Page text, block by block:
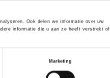
Ook delen we informatie over uw
informatie die u aan ze heeft verstrekt of
Marketing